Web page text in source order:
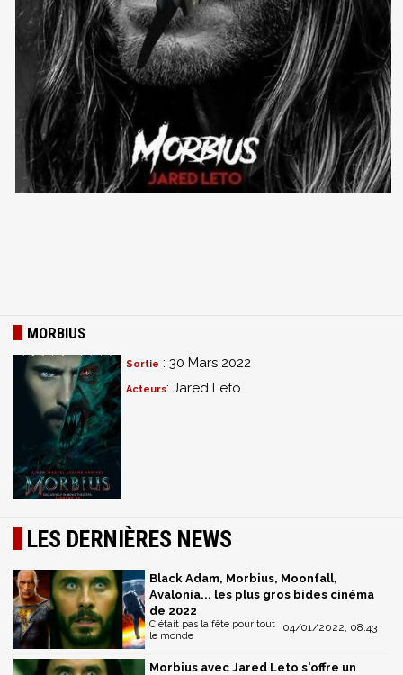
MORBIUS
Sortie : 30 Mars 2022
Acteurs: Jared Leto
LES DERNIÈRES NEWS
Black Adam, Morbius, Moonfall,
Avalonia... les plus gros bides cinéma
de 2022
04/01/2022, 08:43
C'était pas la fête pour tout
le monde
Morbius avec Jared Leto s'offre un